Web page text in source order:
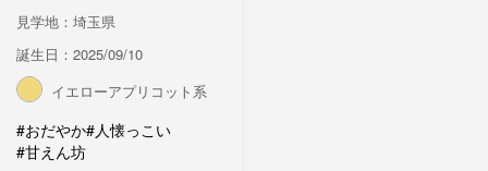
見学地：埼玉県
誕生日：2025/09/10
イエローアプリコット系
#おだやか#人懐っこい
#甘えん坊